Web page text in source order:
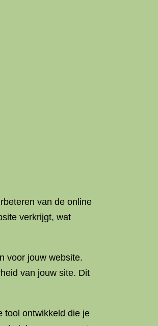
van de online
verkrijgt, wat
voor jouw website.
van jouw site. Dit
tool ontwikkeld die je